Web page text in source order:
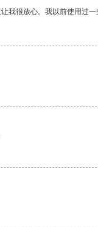
我很放心。我以前使用过